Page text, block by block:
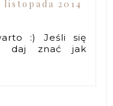
listopada 2014
:) Jeśli się
daj znać jak